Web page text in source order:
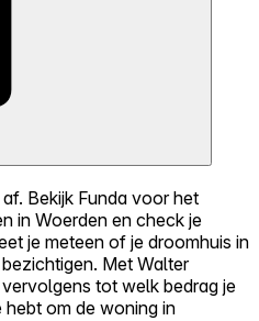
Bekijk Funda voor het
in Woerden en check je
je meteen of je droomhuis in
Met Walter
tot welk bedrag je
hebt om de woning in